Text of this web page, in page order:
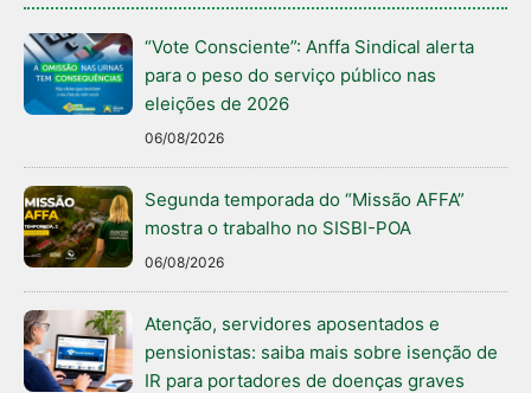
“Vote Consciente”: Anffa Sindical alerta
para o peso do serviço público nas
eleições de 2026
06/08/2026
Segunda temporada do “Missão AFFA”
mostra o trabalho no SISBI-POA
06/08/2026
Atenção, servidores aposentados e
pensionistas: saiba mais sobre isenção de
IR para portadores de doenças graves